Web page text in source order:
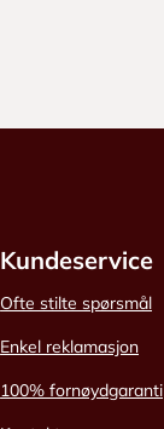
Kundeservice
Ofte stilte spørsmål
Enkel reklamasjon
100% fornøydgaranti